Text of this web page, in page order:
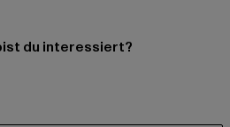
du interessiert?